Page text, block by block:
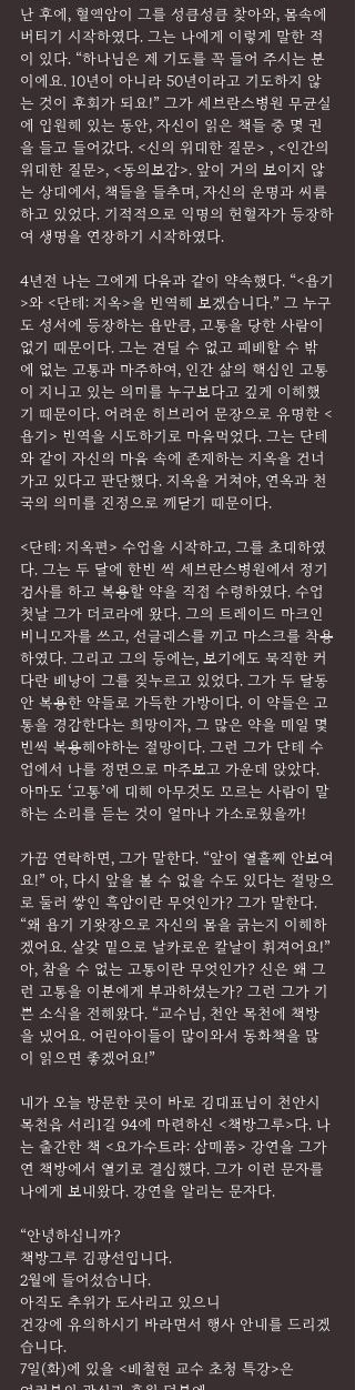
난 후에, 혈액암이 그를 성큼성큼 찾아와, 몸속에
버티기 시작하였다. 그는 나에게 이렇게 말한 적
이 있다. “하나님은 제 기도를 꼭 들어 주시는 분
이에요. 10년이 아니라 50년이라고 기도하지 않
는 것이 후회가 되요!” 그가 세브란스병원 무균실
에 입원해 있는 동안, 자신이 읽은 책들 중 몇 권
을 들고 들어갔다. <신의 위대한 질문> , <인간의
위대한 질문>, <동의보감>. 앞이 거의 보이지 않
는 상태에서, 책들을 들추며, 자신의 운명과 씨름
하고 있었다. 기적적으로 익명의 헌혈자가 등장하
여 생명을 연장하기 시작하였다.
4년전 나는 그에게 다음과 같이 약속했다. “<욥기
>와 <단테: 지옥>을 번역해 보겠습니다.” 그 누구
도 성서에 등장하는 욥만큼, 고통을 당한 사람이
없기 때문이다. 그는 견딜 수 없고 패배할 수 밖
에 없는 고통과 마주하여, 인간 삶의 핵심인 고통
이 지니고 있는 의미를 누구보다고 깊게 이해했
기 때문이다. 어려운 히브리어 문장으로 유명한 <
욥기> 번역을 시도하기로 마음먹었다. 그는 단테
와 같이 자신의 마음 속에 존재하는 지옥을 건너
가고 있다고 판단했다. 지옥을 거쳐야, 연옥과 천
국의 의미를 진정으로 깨닫기 때문이다.
<단테: 지옥편> 수업을 시작하고, 그를 초대하였
다. 그는 두 달에 한번 씩 세브란스병원에서 정기
검사를 하고 복용할 약을 직접 수령하였다. 수업
첫날 그가 더코라에 왔다. 그의 트레이드 마크인
비니모자를 쓰고, 선글래스를 끼고 마스크를 착용
하였다. 그리고 그의 등에는, 보기에도 묵직한 커
다란 배낭이 그를 짖누르고 있었다. 그가 두 달동
안 복용한 약들로 가득한 가방이다. 이 약들은 고
통을 경감한다는 희망이자, 그 많은 약을 매일 몇
번씩 복용해야하는 절망이다. 그런 그가 단테 수
업에서 나를 정면으로 마주보고 가운데 앉았다.
아마도 ‘고통’에 대해 아무것도 모르는 사람이 말
하는 소리를 듣는 것이 얼마나 가소로웠을까!
가끔 연락하면, 그가 말한다. “앞이 열흘째 안보여
요!” 아, 다시 앞을 볼 수 없을 수도 있다는 절망으
로 둘러 쌓인 흑암이란 무엇인가? 그가 말한다.
“왜 욥기 기왓장으로 자신의 몸을 긁는지 이해하
겠어요. 살갗 밑으로 날카로운 칼날이 휘져어요!”
아, 참을 수 없는 고통이란 무엇인가? 신은 왜 그
런 고통을 이분에게 부과하셨는가? 그런 그가 기
쁜 소식을 전해왔다. “교수님, 천안 목천에 책방
을 냈어요. 어린아이들이 많이와서 동화책을 많
이 읽으면 좋겠어요!”
내가 오늘 방문한 곳이 바로 김대표님이 천안시
목천읍 서리1길 94에 마련하신 <책방그루>다. 나
는 출간한 책 <요가수트라: 삼매품> 강연을 그가
연 책방에서 열기로 결심했다. 그가 이런 문자를
나에게 보내왔다. 강연을 알리는 문자다.
“안녕하십니까?
책방그루 김광선입니다.
2월에 들어섰습니다.
아직도 추위가 도사리고 있으니
건강에 유의하시기 바라면서 행사 안내를 드리겠
습니다.
7일(화)에 있을 <배철현 교수 초청 특강>은